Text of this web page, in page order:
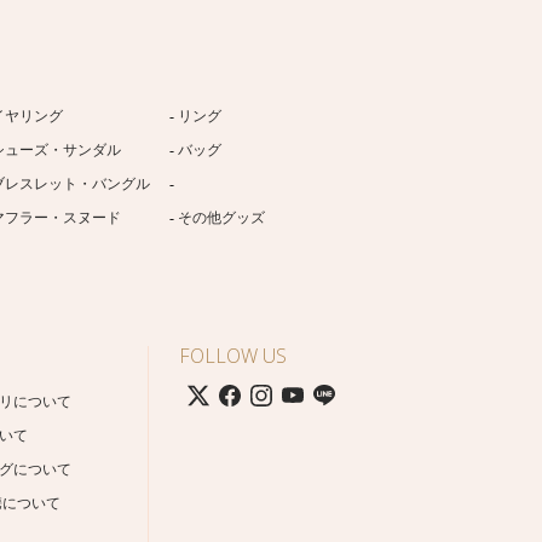
ヤリング
リング
ューズ・サンダル
バッグ
レスレット・バングル
フラー・スヌード
その他グッズ
について
て
について
ついて
FOLLOW US